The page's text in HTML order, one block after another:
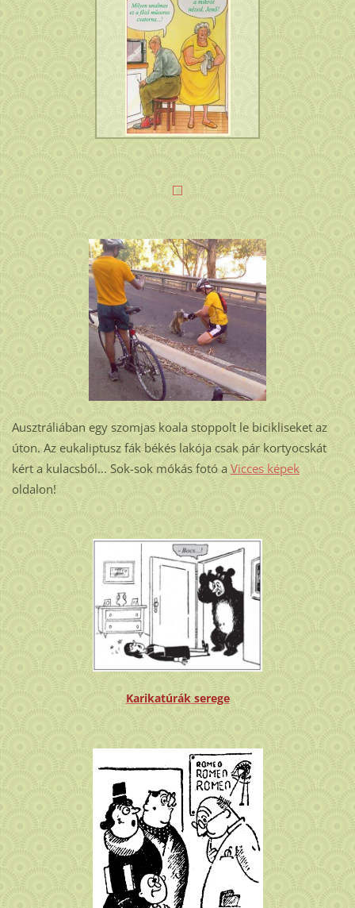
Ausztráliában egy szomjas koala stoppolt le bicikliseket az
úton. Az eukaliptusz fák békés lakója csak pár kortyocskát
kért a kulacsból... Sok-sok mókás fotó a Vicces képek
oldalon!
Karikatúrák serege